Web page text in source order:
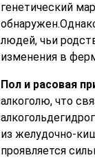
генетический
людей, чьи
изменения в
Пол и расовая
алкоголю, что
из желудочно-
проявляется